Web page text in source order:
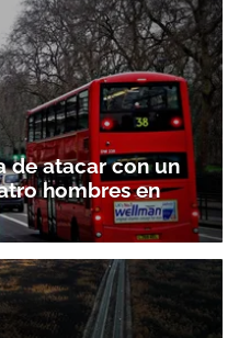
de atacar con un
hombres en